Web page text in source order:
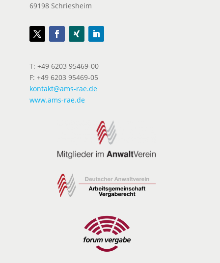
69198 Schriesheim
T: +49 6203 95469-00
F: +49 6203 95469-05
kontakt@ams-rae.de
www.ams-rae.de